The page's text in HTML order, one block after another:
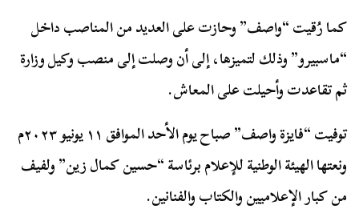
كما رُقيت “واصف” وحازت على العديد من المناصب داخل
“ماسبيرو” وذلك لتميزها، إلى أن وصلت إلى منصب وكيل وزارة
ثم تقاعدت وأحيلت على المعاش.
توفيت “فايزة واصف” صباح يوم الأحد الموافق ١١ يونيو ٢٠٢٣م
ونعتها الهيئة الوطنية للإعلام برئاسة “حسين كمال زين” ولفيف
من كبار الإعلاميين والكتاب والفنانين.